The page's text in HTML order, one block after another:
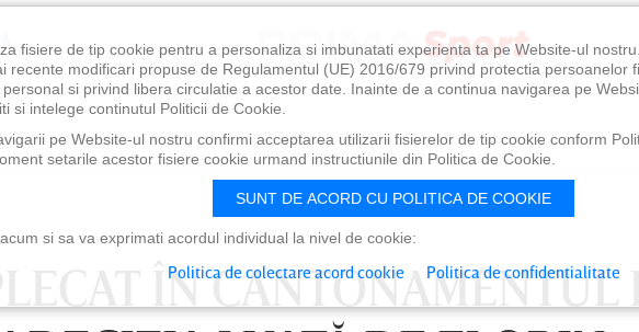
ÎN CANTONAMENTUL
fisiere de tip cookie pentru a personaliza si imbunatati experienta ta pe Website-ul
recente modificari propuse de Regulamentul (UE) 2016/679 privind protectia persoanelor
si privind libera circulatie a acestor date. Inainte de a continua navigarea pe
si intelege continutul Politicii de Cookie.
pe Website-ul nostru confirmi acceptarea utilizarii fisierelor de tip cookie conform
setarile acestor fisiere cookie urmand instructiunile din Politica de Cookie.
SUNT DE ACORD CU POLITICA DE COOKIE
si sa va exprimati acordul individual la nivel de cookie:
Politica de colectare acord cookie Politica de confidentialitate